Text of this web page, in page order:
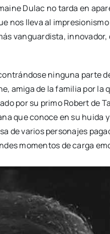
Dulac no tarda en
lleva al
vanguardista,
ninguna parte
amiga de la familia por
por su primo Robert de
que conoce en su
varios personajes
momentos de carga